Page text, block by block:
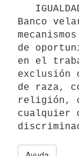
Banco
de
en el
exclusión
de raza,
religión,
cualquier